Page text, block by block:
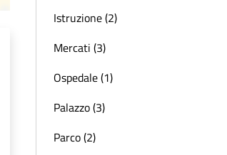
Istruzione (2)
Mercati (3)
Ospedale (1)
Palazzo (3)
Parco (2)